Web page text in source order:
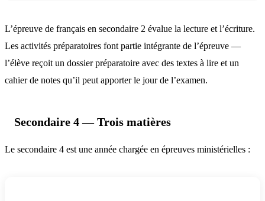
L’épreuve de français en secondaire 2 évalue la lecture et l’écriture.
Les activités préparatoires font partie intégrante de l’épreuve —
l’élève reçoit un dossier préparatoire avec des textes à lire et un
cahier de notes qu’il peut apporter le jour de l’examen.
Secondaire 4 — Trois matières
Le secondaire 4 est une année chargée en épreuves ministérielles :